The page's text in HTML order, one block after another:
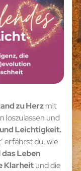
zu Herzmit
loszulassen und
Leichtigkeit.
erfährst du, wie
das Leben
Klarheitund die